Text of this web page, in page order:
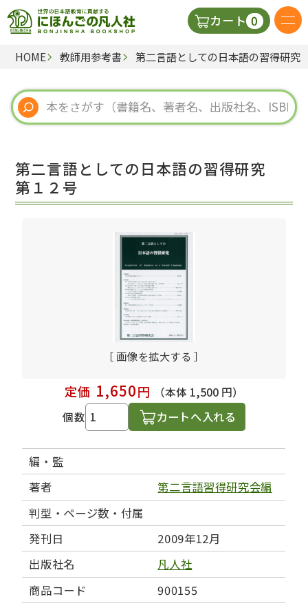
カート 0
日本語の教科書
視聴覚・補助教材
教師用参考書
HOME 教師用参考書 第二言語としての日本語の習得研
第二言語としての日本語の習得研究
第１２号
［ 画像を拡大する ］
定価 1,650円
（本体 1,500 円）
個数
カートへ入れる
編・監
著者
第二言語習得研究会編
判型・ページ数・付属
発刊日
2009年12月
出版社名
凡人社
商品コード
900155